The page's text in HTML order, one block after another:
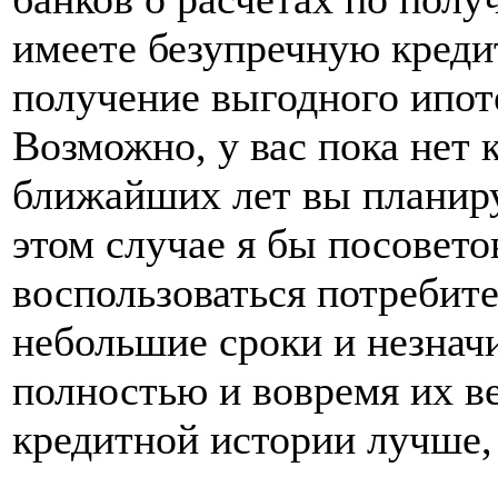
имеете безупречную
получение выгодного
Возможно, у вас пока нет
ближайших лет вы
этом случае я бы
воспользоваться
небольшие сроки и
полностью и вовремя их
кредитной истории